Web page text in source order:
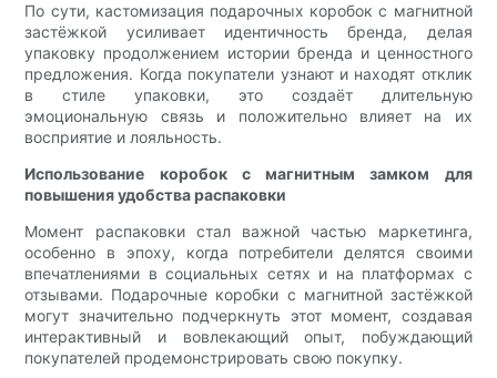
По сути, кастомизация подарочных коробок с магнитной
застёжкой усиливает идентичность бренда, делая
упаковку продолжением истории бренда и ценностного
предложения. Когда покупатели узнают и находят отклик
в стиле упаковки, это создаёт длительную
эмоциональную связь и положительно влияет на их
восприятие и лояльность.
Использование коробок с магнитным замком для
повышения удобства распаковки
Момент распаковки стал важной частью маркетинга,
особенно в эпоху, когда потребители делятся своими
впечатлениями в социальных сетях и на платформах с
отзывами. Подарочные коробки с магнитной застёжкой
могут значительно подчеркнуть этот момент, создавая
интерактивный и вовлекающий опыт, побуждающий
покупателей продемонстрировать свою покупку.